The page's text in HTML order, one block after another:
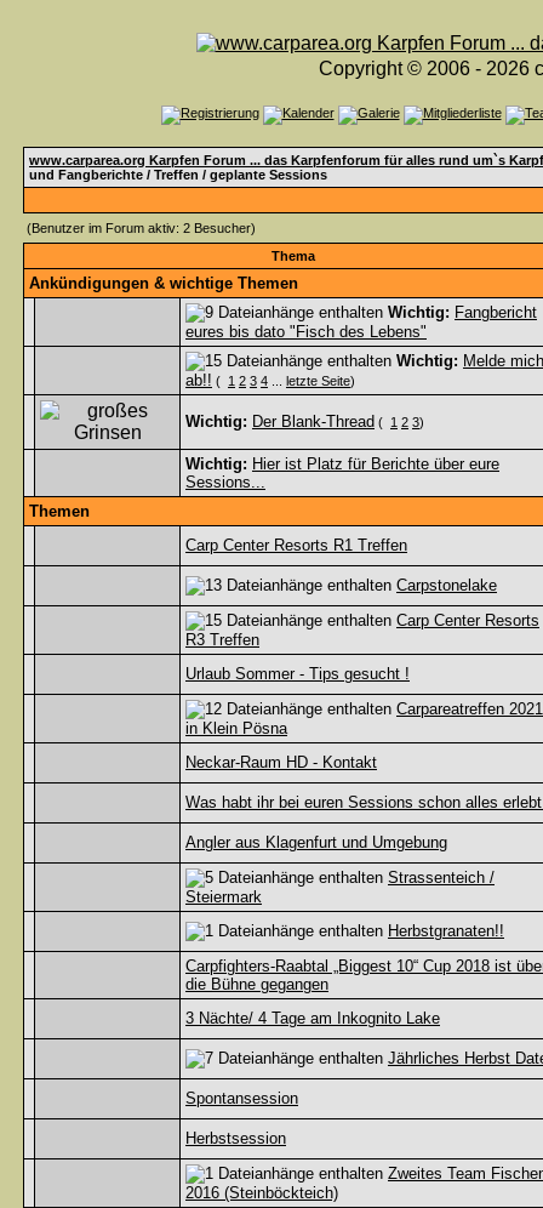
Copyright © 2006 - 2026
www.carparea.org Karpfen Forum ... das Karpfenforum für alles rund um`s
und Fangberichte / Treffen / geplante Sessions
(Benutzer im Forum aktiv: 2 Besucher)
Thema
Ankündigungen & wichtige Themen
Wichtig: Fangbericht
eures bis dato "Fisch des Lebens"
Wichtig: Melde mich
ab!! ( 1 2 3 4 letzte Seite)
Wichtig: Der Blank-Thread ( 1 2 3)
Wichtig: Hier ist Platz für Berichte über eure
Sessions...
Themen
Carp Center Resorts R1 Treffen
Carpstonelake
Carp Center Resorts
R3 Treffen
Urlaub Sommer - Tips gesucht !
Carpareatreffen 2021
in Klein Pösna
Neckar-Raum HD - Kontakt
Was habt ihr bei euren Sessions schon alles
Angler aus Klagenfurt und Umgebung
Strassenteich /
Steiermark
Herbstgranaten!!
Carpfighters-Raabtal „Biggest 10“ Cup 2018 ist
die Bühne gegangen
3 Nächte/ 4 Tage am Inkognito Lake
Jährliches Herbst
Spontansession
Herbstsession
Zweites Team
2016 (Steinböckteich)